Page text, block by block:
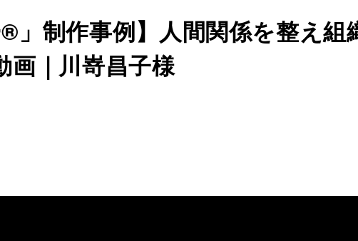
」制作事例】人間関係を整え
画｜川嵜昌子様